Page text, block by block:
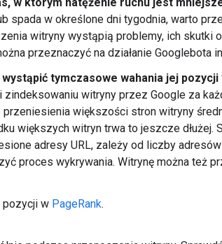
spada w określone dni tygodnia, warto
witryny wystąpią problemy, ich skutki
przeznaczyć na działanie Googlebota
tymczasowe wahania jej pozycji
zindeksowaniu witryny przez Google za
większości stron witryny
większych witryn trwa to jeszcze dłużej.
adresy URL, zależy od liczby
proces wykrywania. Witrynę można też
pozycji w PageRank.